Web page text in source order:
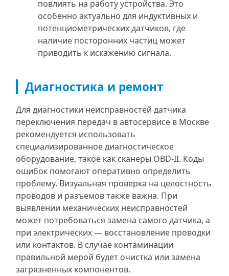
повлиять на работу устройства. Это
особенно актуально для индуктивных и
потенциометрических датчиков, где
наличие посторонних частиц может
приводить к искажению сигнала.
Диагностика и ремонт
Для диагностики неисправностей датчика
переключения передач в автосервисе в Москве
рекомендуется использовать
специализированное диагностическое
оборудование, такое как сканеры OBD-II. Коды
ошибок помогают оперативно определить
проблему. Визуальная проверка на целостность
проводов и разъемов также важна. При
выявлении механических неисправностей
может потребоваться замена самого датчика, а
при электрических — восстановление проводки
или контактов. В случае контаминации
правильной мерой будет очистка или замена
загрязненных компонентов.